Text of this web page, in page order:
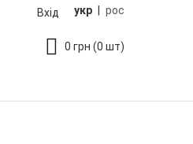
укр рос
Вхід
0 грн (0 шт)